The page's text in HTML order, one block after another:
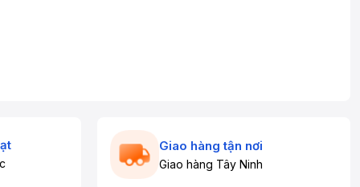
Giao hàng tận nơi
Giao hàng Tây Ninh